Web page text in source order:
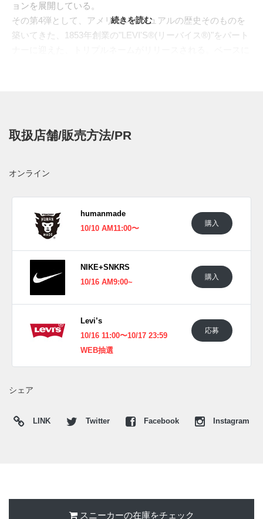
ョンを展開している。
その第4弾として、アメリカンカジュアルの歴史そのものを
築いてきた、1853年創業の"LEVI'S®(リーバイス®)"をパート
き込んだかのような風合いを演出。サイドには"リーバイス
まで特別なディテールが詰め込まれている。日米のカルチャ
ーアイコンが交差した、スニーカー史に残る一足である。
海外では2025年秋にナイキおよびリーバイス一部取扱店にて
発売予定。価格は$150。
UPDATE
日本国内では2025年10月10日に発売予定。価格は23,760円
UPDATE
日本国内では2025年10月16日にNIKESNKRSにて発売予定。
■ENIGMA STONE (IB1808-002/HQ0262-004)
続きを読む
取扱店舗/販売方法/PR
オンライン
humanmade
10/10 AM11:00〜
購入
NIKE+SNKRS
10/16 AM9:00~
購入
Levi’s
10/16 11:00〜10/17 23:59
WEB抽選
応募
シェア
LINK Twitter Facebook Instagram
スニーカーの在庫をチェック